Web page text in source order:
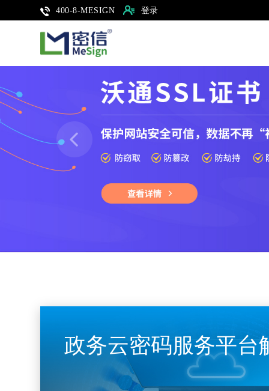
400-8-MESIGN 登录
Previous
政务云密码服务平台